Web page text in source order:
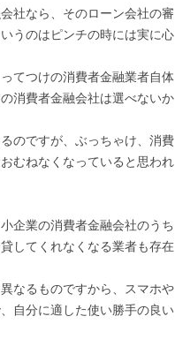
社なら、そのローン会社の審
うのはピンチの時には実に心
てつけの消費者金融業者自体
消費者金融会社は選べないか
のですが、ぶっちゃけ、消費
むねなくなっていると思われ
企業の消費者金融会社のうち
してくれなくなる業者も存在
なるものですから、スマホや
自分に適した使い勝手の良い